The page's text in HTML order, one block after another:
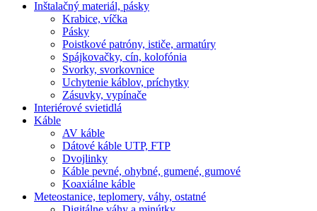
Inštalačný materiál, pásky
Krabice, víčka
Pásky
Poistkové patróny, ističe, armatúry
Spájkovačky, cín, kolofónia
Svorky, svorkovnice
Uchytenie káblov, príchytky
Zásuvky, vypínače
Interiérové svietidlá
Káble
AV káble
Dátové káble UTP, FTP
Dvojlinky
Káble pevné, ohybné, gumené, gumové
Koaxiálne káble
Meteostanice, teplomery, váhy, ostatné